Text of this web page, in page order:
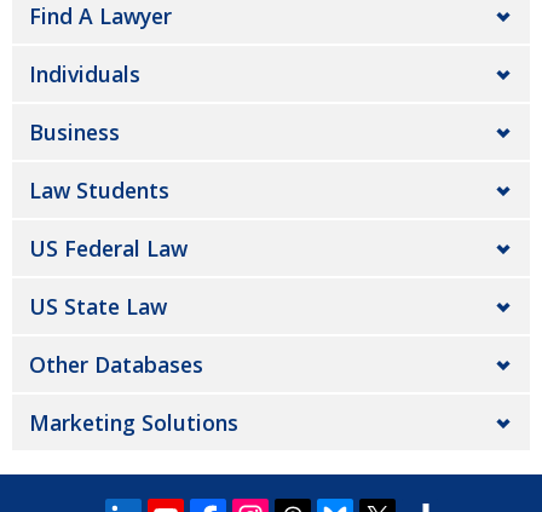
Find A Lawyer
Individuals
Business
Law Students
US Federal Law
US State Law
Other Databases
Marketing Solutions